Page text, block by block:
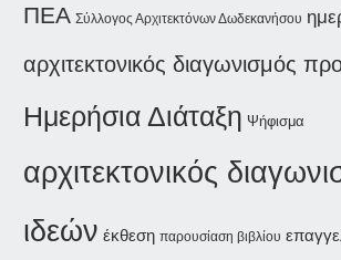
ΠΕΑ Σύλλογος Αρχιτεκτόνων Δωδεκανήσου
αρχιτεκτονικός διαγωνισμός
Ημερήσια Διάταξη Ψήφισμα
αρχιτεκτονικός
ιδεών έκθεση παρουσίαση βιβλίου